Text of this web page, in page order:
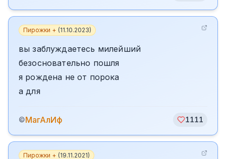
Пирожки + (11.10.2023)
вы заблуждаетесь милейший
безосновательно пошля
я рождена не от порока
а для
©МагАлИф 1111
Пирожки + (19.11.2021)